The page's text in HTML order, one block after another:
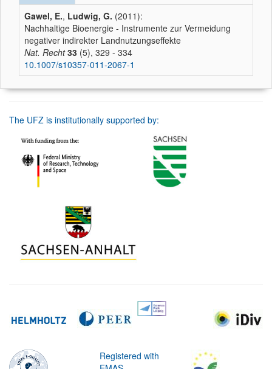
Gawel, E., Ludwig, G. (2011):
Nachhaltige Bioenergie - Instrumente zur Vermeidung
negativer indirekter Landnutzungseffekte
Nat. Recht 33 (5), 329 - 334
10.1007/s10357-011-2067-1
The UFZ is institutionally supported by:
Registered with